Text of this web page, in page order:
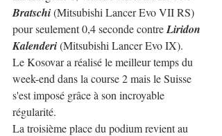
Bratschi (Mitsubishi Lancer Evo VII RS)
pour seulement 0,4 seconde contre Liridon
Kalenderi (Mitsubishi Lancer Evo IX).
Le Kosovar a réalisé le meilleur temps du
week-end dans la course 2 mais le Suisse
s'est imposé grâce à son incroyable
régularité.
La troisième place du podium revient au